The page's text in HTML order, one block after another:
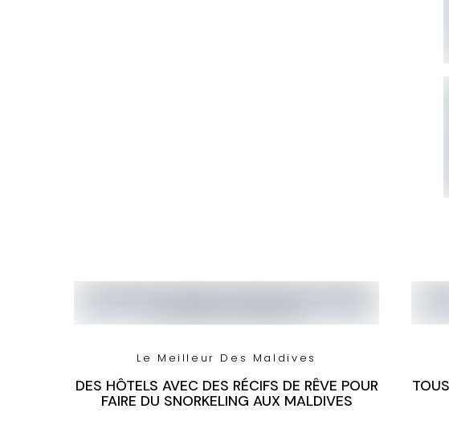
Le Meilleur Des Maldives
DES HÔTELS AVEC DES RÉCIFS DE RÊVE POUR
FAIRE DU SNORKELING AUX MALDIVES